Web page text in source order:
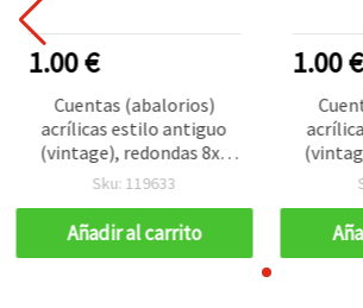
1.00 €
Cuentas (abalorios)
acrílicas estilo antiguo
(vintage), redondas 8x9
mm, color marrón,
(~95 uds.) para bisutería,
pulseras, collares y
Sku: 119633
Añadir al carrito
1.00 €
(~95